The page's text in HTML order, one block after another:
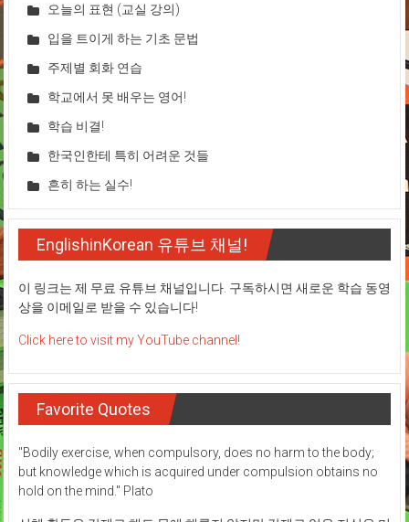
오늘의 표현 (교실 강의)
입을 트이게 하는 기초 문법
주제별 회화 연습
학교에서 못 배우는 영어!
학습 비결!
한국인한테 특히 어려운 것들
흔히 하는 실수!
EnglishinKorean 유튜브 채널!
이 링크는 제 무료 유튜브 채널입니다. 구독하시면 새로운 학습 동영
상을 이메일로 받을 수 있습니다!
Click here to visit my YouTube channel!
Favorite Quotes
"Bodily exercise, when compulsory, does no harm to the body;
but knowledge which is acquired under compulsion obtains no
hold on the mind." Plato